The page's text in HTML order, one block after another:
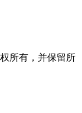
所有，并保留所